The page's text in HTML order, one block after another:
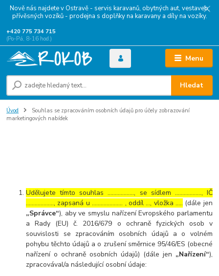
Nově nás najdete v Ostravě - servis karavanů, obytných aut, vestaveb,
přívěsných vozíků - prodejna s doplňky na karavany a díly na vozíky.
Menu
Hledat
+420 775 734 715
(Po-Pá, 8-16 hod.)
Úvod
Souhlas se zpracováním osobních údajů pro účely zobrazování
marketingových nabídek
Udělujete tímto souhlas ……………..., se sídlem ………………, IČ
………………., zapsaná u ………………… , oddíl …, vložka ….. (dále jen
„Správce“), aby ve smyslu nařízení Evropského parlamentu
a Rady (EU) č. 2016/679 o ochraně fyzických osob v
souvislosti se zpracováním osobních údajů a o volném
pohybu těchto údajů a o zrušení směrnice 95/46/ES (obecné
nařízení o ochraně osobních údajů) (dále jen „Nařízení“),
zpracovával/a následující osobní údaje: